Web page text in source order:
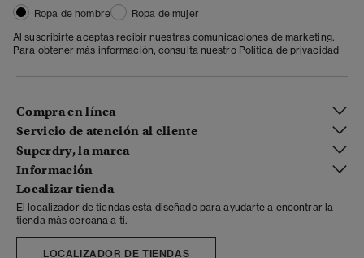
Ropa de hombre
Ropa de mujer
Al suscribirte aceptas recibir nuestras comunicaciones de marketing.
Para obtener más información, consulta nuestro Política de privacidad
Compra en línea
Servicio de atención al cliente
Superdry, la marca
Información
Localizar tienda
El localizador de tiendas está diseñado para ayudarte a encontrar la
tienda más cercana a ti.
LOCALIZADOR DE TIENDAS